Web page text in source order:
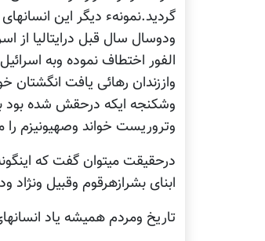
گردید.نمونهء دیگر این
ودوسال سال قبل درایتالیا از
الفور اختطاف نموده وبه
واززندان رهائی یافت انگشتان
وشکنجه ایکه درحقش شده
وتروریست خواند وصهیونیزم را
درحقیقت میتوان گفت که
ابنای بشرازهرقوم وقبیل
تاریخ ومردم همیشه یاد